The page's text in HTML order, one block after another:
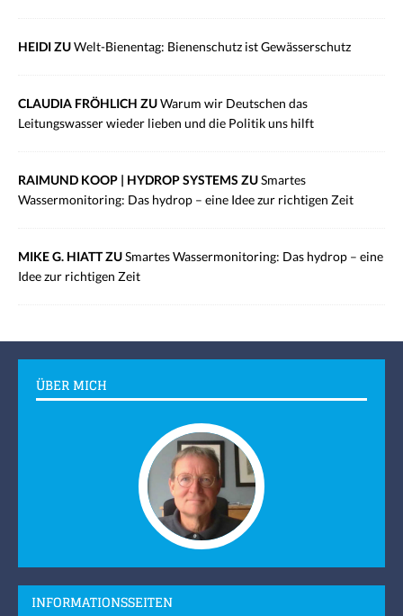
HEIDI ZUWelt-Bienentag: Bienenschutz ist Gewässerschutz
CLAUDIA FRÖHLICH ZUWarum wir Deutschen das
Leitungswasser wieder lieben und die Politik uns hilft
RAIMUND KOOP | HYDROP SYSTEMS ZUSmartes
Wassermonitoring: Das hydrop – eine Idee zur richtigen Zeit
MIKE G. HIATT ZUSmartes Wassermonitoring: Das hydrop – eine
Idee zur richtigen Zeit
ÜBER MICH
INFORMATIONSSEITEN